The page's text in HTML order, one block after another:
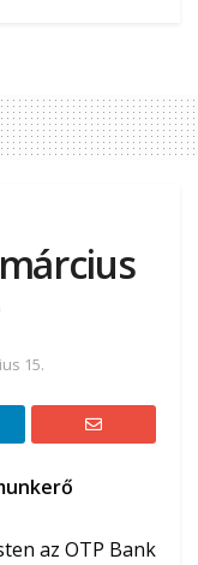
15.
az OTP Bank